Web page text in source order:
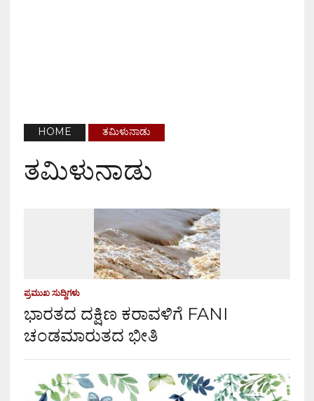
HOME ತಮಿಳುನಾಡು
ತಮಿಳುನಾಡು
ಪ್ರಮುಖ ಸುದ್ದಿಗಳು
ಭಾರತದ ದಕ್ಷಿಣ ಕರಾವಳಿಗೆ FANI
ಚಂಡಮಾರುತದ ಭೀತಿ